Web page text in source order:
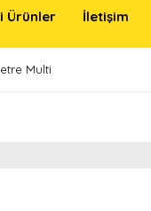
Ürünler İletişim
Multi